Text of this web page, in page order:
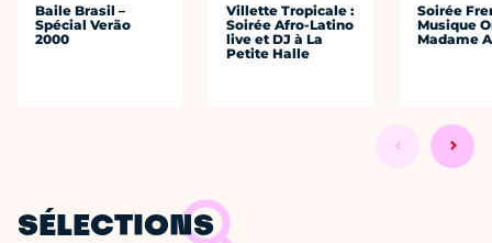
Baile Brasil –
Spécial Verão
2000
Villette Tropicale :
Soirée Afro-Latino
live et DJ à La
Petite Halle
Soirée
Musique
Madame
SÉLECTIONS